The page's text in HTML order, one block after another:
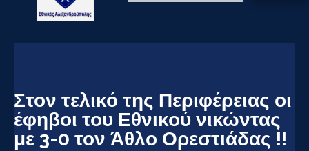
Στον τελικό της Περιφέρειας οι
έφηβοι του Εθνικού νικώντας
με 3-0 τον Άθλο Ορεστιάδας !!